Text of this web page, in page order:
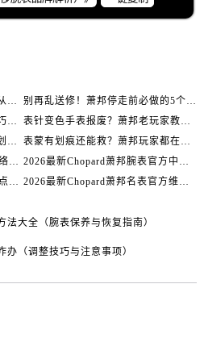
内蒙古自治区乌兰察布市集宁区恩和大街萧邦售后服务中心（需提前预约）
内蒙古自治区锡林郭勒盟市锡林浩特市光明街与额尔敦路交叉口萧邦售后服务中心（需提前预约）
内蒙古自治区兴安盟市乌兰浩特市兴安大街萧邦售后服务中心（需提前预约）
山西省大同市平城区迎宾街萧邦售后服务中心（需提前预约）
山西省晋城市城区黄华街萧邦售后服务中心（需提前预约）
表带太长显廉价？萧邦精致佩戴从调整开始！
别再乱送修！萧邦停走前必做的5个自检步骤
表盘划痕不是终点！萧邦修复技巧助你重拾自信
表针变色手表报废？萧邦老玩家教你正确应对
爱表人士收藏！萧邦不锈钢表壳划痕修复指南
表蒙有划痕还能救？萧邦玩家都在用的修复方法
2026年萧邦全域售后服务服务网络迭代升级公告（最新电话及地址）
2026最新Chopard萧邦腕表官方中心网点地址实地探访报告
2026最新萧邦手表官方维修保养点地址考察报告
2026最新Chopard萧邦名表官方维修服务点地址调研报告
法大全（腕表保养与恢复指南）
办（调整技巧与注意事项）